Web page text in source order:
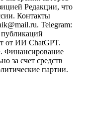
Редакции, что
Контакты
Telegram:
от ИИ ChatGPT.
Финансирование
за счет средств
партии.